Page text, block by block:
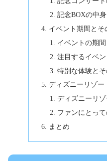
記念BOXの中
イベント期間とそ
イベントの期
注目するイベン
特別な体験とそ
ディズニーリゾー
ディズニーリ
ファンにとっ
まとめ